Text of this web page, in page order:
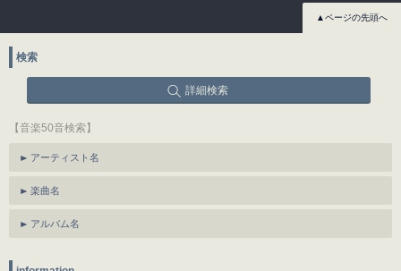
▲ページの先頭へ
検索
詳細検索
【音楽50音検索】
アーティスト名
楽曲名
アルバム名